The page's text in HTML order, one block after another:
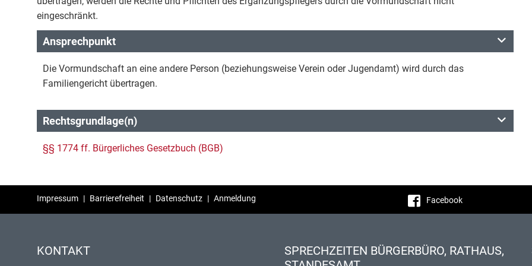
eingeschränkt.
Ansprechpunkt
Die Vormundschaft an eine andere Person (beziehungsweise Verein oder Jugendamt) wird durch das
Familiengericht übertragen.
Rechtsgrundlage(n)
§§ 1774 ff. Bürgerliches Gesetzbuch (BGB)
Impressum | Barrierefreiheit | Datenschutz | Anmeldung Facebook
KONTAKT
SPRECHZEITEN BÜRGERBÜRO, RATHAUS,